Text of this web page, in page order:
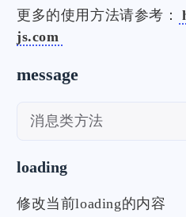
更多的使用方法请参考：
js.com
message
消息类方法
loading
修改当前loading的内容